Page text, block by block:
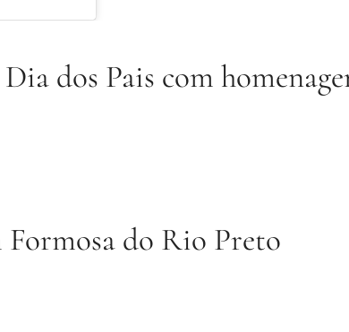
dos Pais com
do Rio Preto